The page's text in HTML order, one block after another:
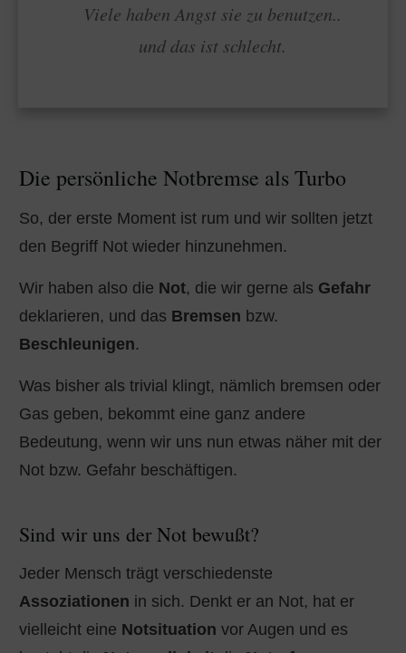
Viele haben Angst sie zu benutzen..
und das ist schlecht.
Die persönliche Notbremse als Turbo
So, der erste Moment ist rum und wir sollten jetzt
den Begriff Not wieder hinzunehmen.
Wir haben also die Not, die wir gerne als Gefahr
deklarieren, und das Bremsen bzw.
Beschleunigen.
Was bisher als trivial klingt, nämlich bremsen oder
Gas geben, bekommt eine ganz andere
Bedeutung, wenn wir uns nun etwas näher mit der
Not bzw. Gefahr beschäftigen.
Sind wir uns der Not bewußt?
Jeder Mensch trägt verschiedenste
Assoziationen in sich. Denkt er an Not, hat er
vielleicht eine Notsituation vor Augen und es